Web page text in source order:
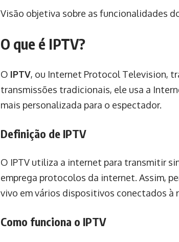
Visão objetiva sobre as funcionalidades
O que é IPTV?
O IPTV, ou Internet Protocol Television,
transmissões tradicionais, ele usa a
mais personalizada para o espectador.
Definição de IPTV
O IPTV utiliza a internet para transmitir
emprega protocolos da internet. Assim,
vivo em vários dispositivos conectados à
Como funciona o IPTV